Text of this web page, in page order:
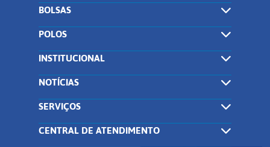
BOLSAS
POLOS
INSTITUCIONAL
NOTÍCIAS
SERVIÇOS
CENTRAL DE ATENDIMENTO